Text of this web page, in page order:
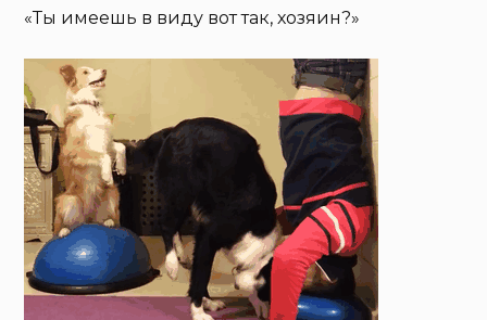
«Ты имеешь в виду вот так, хозяин?»